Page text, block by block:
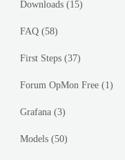
Downloads (15)
FAQ (58)
First Steps (37)
Forum OpMon Free (1)
Grafana (3)
Models (50)